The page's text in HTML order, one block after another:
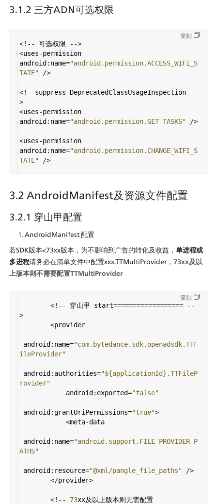
3.1.2 三方ADN可选权限
复制
<!-- 可选权限
-->
<uses-permission
android : name="android.permission.ACCESS_WIFI_S
TATE"
/>
<!--suppress DeprecatedClassUsageInspection
--
>
<uses-permission
android : name="android.permission.GET_TASKS" />
<uses-permission
android : name="android.permission.CHANGE_WIFI_S
TATE"
/>
3.2 AndroidManifest及资源文件配置
3.2.1 穿山甲配置
AndroidManifest 配置
若SDK版本<73xx版本，为不影响到广告的转化及收益，单进程或
多进程请务必在清单文件中配置xxx.TTMultiProvider，73xx及以
上版本则不需要配置TTMultiProvider
复制
<!-- 穿山甲 start==================
--
>
<provider
android : name="com.bytedance.sdk.openadsdk.TTF
ileProvider"
android : authorities="${applicationId}.TTFileP
rovider"
android : exported="false"
android :grantUriPermissions="true">
<meta-data
android : name="android.support.FILE_PROVIDER_P
ATHS"
android : resource="@xml/pangle_file_paths"
/>
</provider>
<!-- 73xx及以上版本则无需配置